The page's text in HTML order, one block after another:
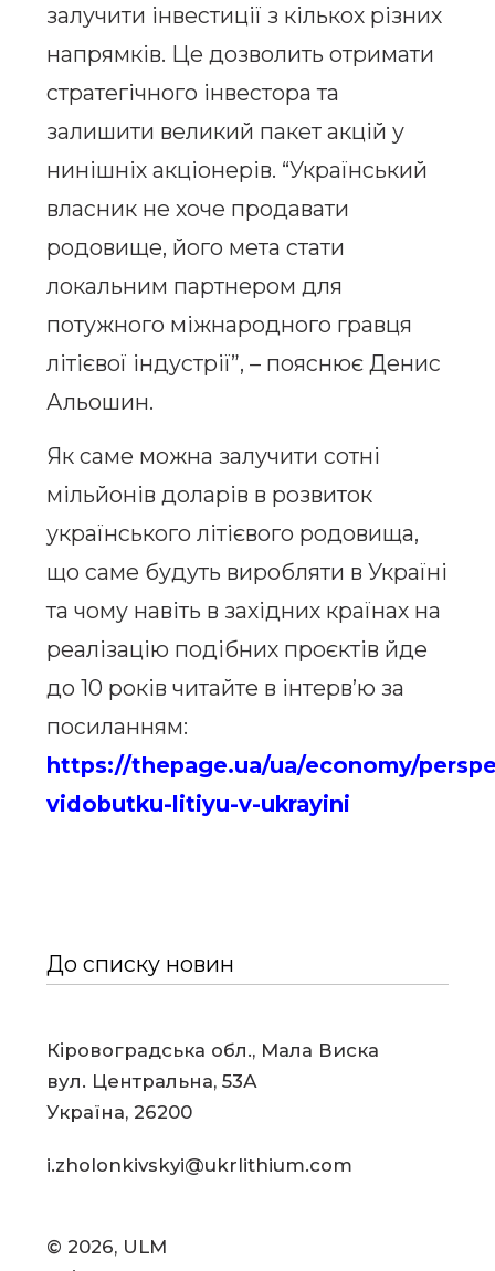
залучити інвестиції з кількох різних
напрямків. Це дозволить отримати
стратегічного інвестора та
залишити великий пакет акцій у
нинішніх акціонерів. “Український
власник не хоче продавати
родовище, його мета стати
локальним партнером для
потужного міжнародного гравця
літієвої індустрії”, – пояснює Денис
Альошин.
Як саме можна залучити сотні
мільйонів доларів в розвиток
українського літієвого родовища,
що саме будуть виробляти в Україні
та чому навіть в західних країнах на
реалізацію подібних проєктів йде
до 10 років читайте в інтерв’ю за
посиланням:
https://thepage.ua/ua/economy/
vidobutku-litiyu-v-ukrayini
До списку новин
© 2026, ULM
Кіровоградська обл., Мала Виска
вул. Центральна, 53А
Україна, 26200
i.zholonkivskyi@ukrlithium.com